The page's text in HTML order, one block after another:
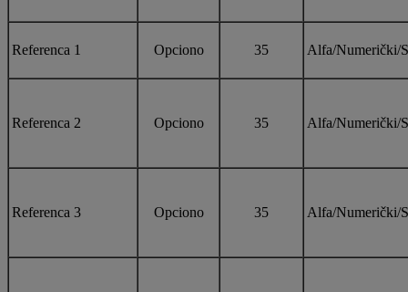
Referenca 1 Opciono 35 Alfa/Numerički/
Referenca 2 Opciono 35 Alfa/Numerički/
Referenca 3 Opciono 35 Alfa/Numerički/